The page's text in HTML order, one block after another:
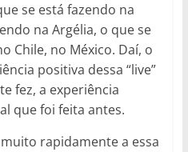
se está fazendo na
na Argélia, o que se
Chile, no México. Daí, o
positiva dessa “live”
fez, a experiência
que foi feita antes.
rapidamente a essa